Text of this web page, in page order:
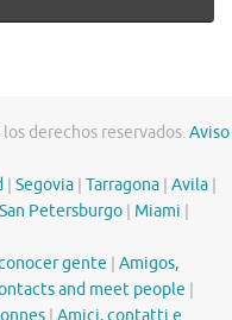
derechos reservados.Aviso
Segovia Tarragona Avila
San Petersburgo Miami
gente
Amigos,
and meet people
Amici, contatti e